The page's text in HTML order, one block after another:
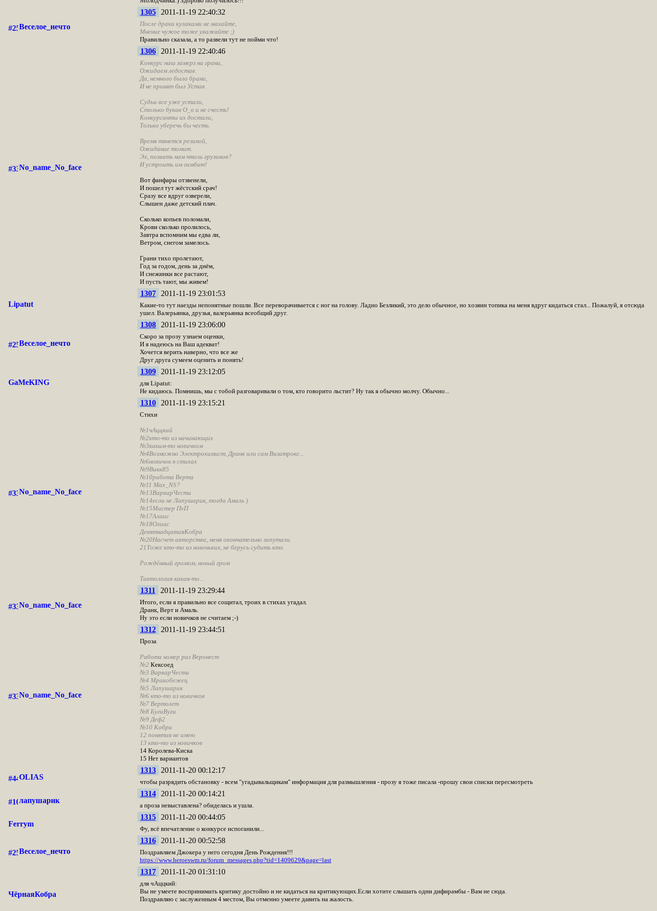
Веселое_нечто
1305 2011-11-19 22:40:32
После драки кулаками не махайте,
Мнение чужое тоже уважайте ;)
Правильно сказала, а то развели тут не пойми что!
No_name_No_face
1306 2011-11-19 22:40:46
Конкурс наш замерз на грани,
Ожидаем ледостав.
Да, немного было брани,
И не принят был Устав.
Судьи все уже устали,
Столько букав О_о и не счесть!
Конкурсанты их достали,
Только уберечь бы честь.
Время тянется резиной,
Ожидание томит.
Эх, позвать нам чтоль грузинов?
И устроить им гамбит!
Вот фанфары отзвенели,
И пошел тут жёстский срач!
Сразу все вдруг озверели,
Слышен даже детский плач.
Сколько копьев поломали,
Крови сколько пролилось,
Завтра вспомним мы едва ли,
Ветром, снегом замелось.
Грани тихо пролетают,
Год за годом, день за днём,
И снежинки все растают,
И пусть тают, мы живем!
Lipatut
1307 2011-11-19 23:01:53
Какие-то тут наезды непонятные пошли. Все переворачивается с ног на голову. Ладно Безликий, это дело обычное, но хозяин топика на меня вдруг кидаться стал... Пожалуй, я отсюда
ушел. Валерьянка, друзья, валерьянка всеобщий друг.
Веселое_нечто
1308 2011-11-19 23:06:00
Скоро за прозу узнаем оценки,
И я надеюсь на Ваш адекват!
Хочется верить наверно, что все же
Друг друга сумеем оценить и понять!
GaMeKING
1309 2011-11-19 23:12:05
для Lipatut:
Не кидаюсь. Помнишь, мы с тобой разговаривали о том, кто говорито льстит? Ну так я обычно молчу. Обычно...
No_name_No_face
1310 2011-11-19 23:15:21
Стихи
№1чАццкий
№2кто-то из начинающих
№3каким-то новичком
№4Возможно Электрохимист, Дранк или сам Визатрокс...
№6новичок в стихах
№9Викк85
№10работа Верта
№11 Max_NS?
№13ВарварЧести
№14если не Лапушарик, тогда Амаль )
№15Мастер ПvП
№17Алаис
№18Олиас
ДевятнадцатаяКобра
№20Насчет авторства, меня окончательно запутали.
21 Тоже кто-то из новеньких, не берусь судить кто.
Рождённый громом, новый гром
Тавтология какая-то...
No_name_No_face
1311 2011-11-19 23:29:44
Итого, если я правильно все сощитал, троих в стихах угадал.
Дранк, Верт и Амаль.
Ну это если новичков не считаем ;-)
No_name_No_face
1312 2011-11-19 23:44:51
Проза
Работа номер раз Веронест
№2 Кексоед
№3 ВарварЧести
№4 Мракобежец
№5 Лапушарик
№6 кто-то из новичков
№7 Вертолет
№8 БугиВуги
№9 Деф2
№10 Кобра
12 понятия не имею
13 кто-то из новичков
14 Королева-Киска
15 Нет вариантов
OLIAS
1313 2011-11-20 00:12:17
чтобы разрядить обстановку - всем "угадывальщикам" информация для размышления - прозу я тоже писала -прошу свои списки пересмотреть
лапушарик
1314 2011-11-20 00:14:21
а проза невыставлена? обиделась и ушла.
Ferrym
1315 2011-11-20 00:44:05
Фу, всё впечатление о конкурсе испоганили...
Веселое_нечто
1316 2011-11-20 00:52:58
Поздравляем Джокера у него сегодня День Рождения!!!
https://www.heroeswm.ru/forum_messages.php?tid=1409629&page=last
ЧёрнаяКобра
1317 2011-11-20 01:31:10
для чАццкий:
Вы не умеете воспринимать критику достойно и не кидаться на критикующих.Если хотите слышать одни дифирамбы - Вам не сюда.
Поздравляю с заслуженным 4 местом, Вы отменно умеете давить на жалость.